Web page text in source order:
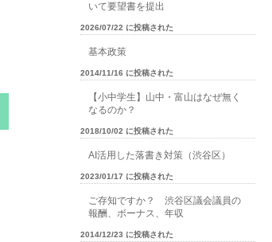
いて要望書を提出
2026/07/22 に投稿された
基本政策
2014/11/16 に投稿された
【小中学生】山中・富山はなぜ無く
なるのか？
2018/10/02 に投稿された
AI活用した落書き対策（渋谷区）
2023/01/17 に投稿された
ご存知ですか？ 渋谷区議会議員の
報酬、ボーナス、年収
2014/12/23 に投稿された